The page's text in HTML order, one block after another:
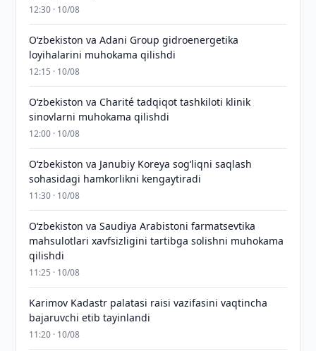
12:30 · 10/08
Oʻzbekiston va Adani Group gidroenergetika
loyihalarini muhokama qilishdi
12:15 · 10/08
Oʻzbekiston va Charité tadqiqot tashkiloti klinik
sinovlarni muhokama qilishdi
12:00 · 10/08
Oʻzbekiston va Janubiy Koreya sogʻliqni saqlash
sohasidagi hamkorlikni kengaytiradi
11:30 · 10/08
Oʻzbekiston va Saudiya Arabistoni farmatsevtika
mahsulotlari xavfsizligini tartibga solishni muhokama
qilishdi
11:25 · 10/08
Karimov Kadastr palatasi raisi vazifasini vaqtincha
bajaruvchi etib tayinlandi
11:20 · 10/08